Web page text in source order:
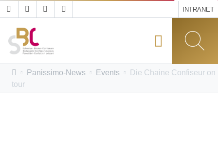
INTRANET
Panissimo-News Events
Die Chaine Confiseur on
tour